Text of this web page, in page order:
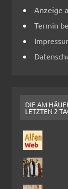
Anzeige
Termin
DIE AM
LETZTEN 2